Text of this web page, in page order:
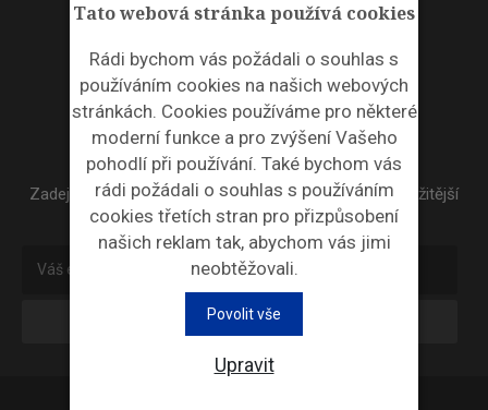
Tato webová stránka používá cookies
Rádi bychom vás požádali o souhlas s
používáním cookies na našich webových
stránkách. Cookies používáme pro některé
moderní funkce a pro zvýšení Vašeho
pohodlí při používání. Také bychom vás
rádi požádali o souhlas s používáním
cookies třetích stran pro přizpůsobení
našich reklam tak, abychom vás jimi
neobtěžovali.
Povolit vše
Upravit
ODPADNÍ PLASTY
NEWSLETTER
Zadejte váš email a my Vám budeme zasílat ty nejdůležitější
informace, maximálně 1x týdně.
Odebírat